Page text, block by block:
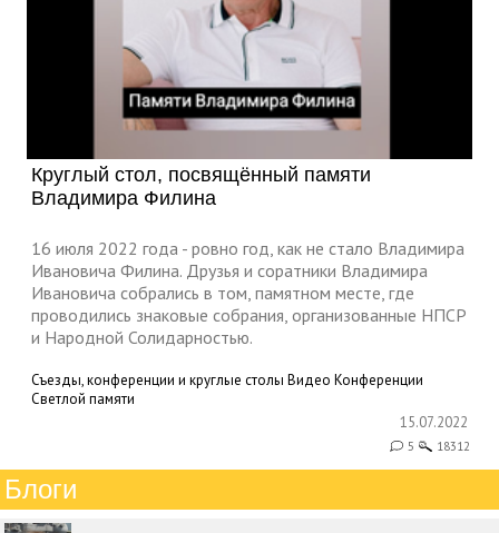
Круглый стол, посвящённый памяти
Владимира Филина
16 июля 2022 года - ровно год, как не стало Владимира
Ивановича Филина. Друзья и соратники Владимира
Ивановича собрались в том, памятном месте, где
проводились знаковые собрания, организованные НПСР
и Народной Солидарностью.
Съезды, конференции и круглые столы Видео Конференции
Светлой памяти
15.07.2022
5 18312
Блоги